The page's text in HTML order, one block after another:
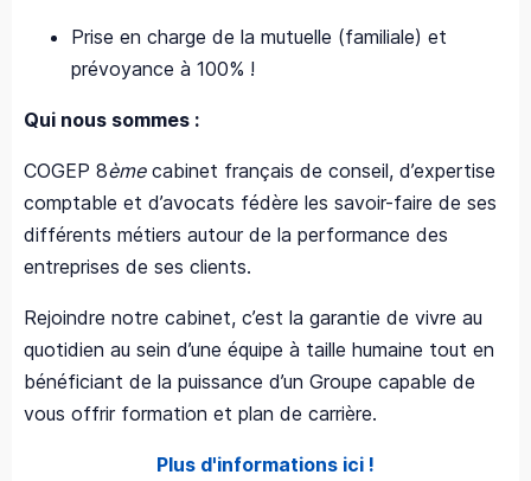
Prise en charge de la mutuelle (familiale) et
prévoyance à 100% !
Qui nous sommes :
COGEP 8èmecabinet français de conseil, d’expertise
comptable et d’avocats fédère les savoir-faire de ses
différents métiers autour de la performance des
entreprises de ses clients.
Rejoindre notre cabinet, c’est la garantie de vivre au
quotidien au sein d’une équipe à taille humaine tout en
bénéficiant de la puissance d’un Groupe capable de
vous offrir formation et plan de carrière.
Plus d'informations ici !